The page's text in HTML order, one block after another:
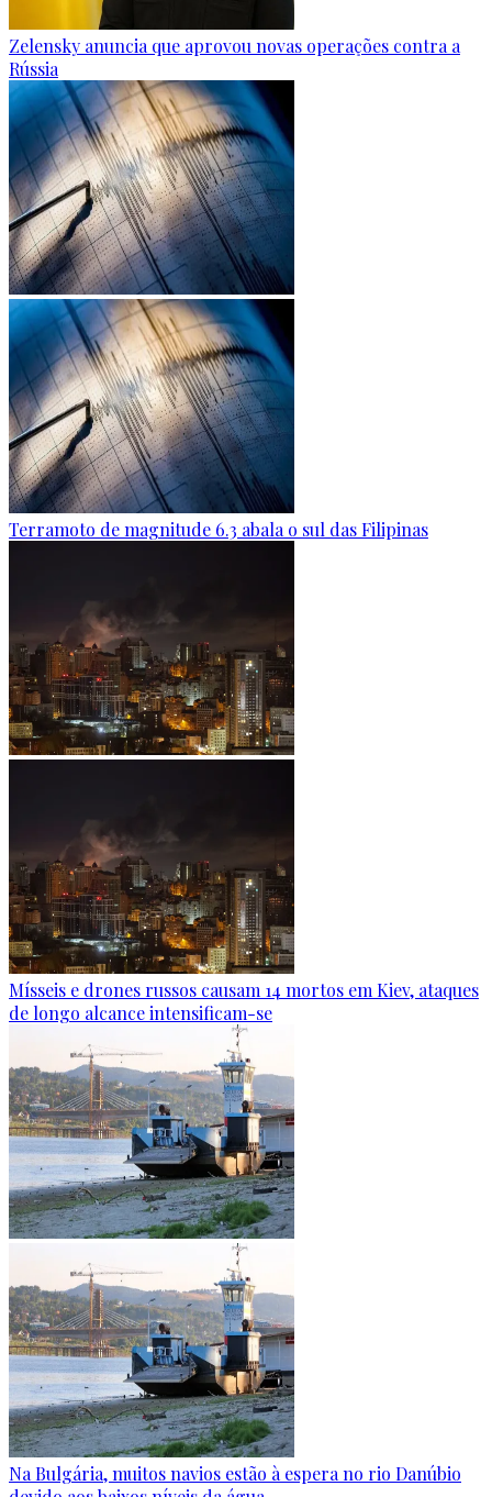
Zelensky anuncia que aprovou novas operações contra a
Rússia
Terramoto de magnitude 6.3 abala o sul das Filipinas
Mísseis e drones russos causam 14 mortos em Kiev, ataques
de longo alcance intensificam-se
Na Bulgária, muitos navios estão à espera no rio Danúbio